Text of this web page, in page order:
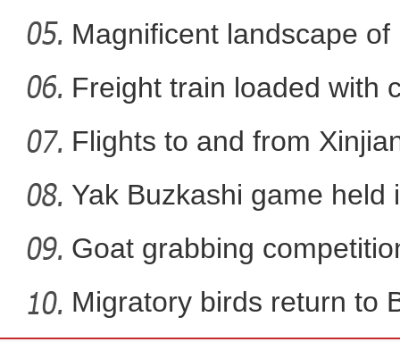
新疆皮山县：教育援疆 让
Nal
Magnificent landscape
La
Freight train loaded with
Flights to and from
Yak Buzkashi game held
Goat grabbing
Migratory birds return to